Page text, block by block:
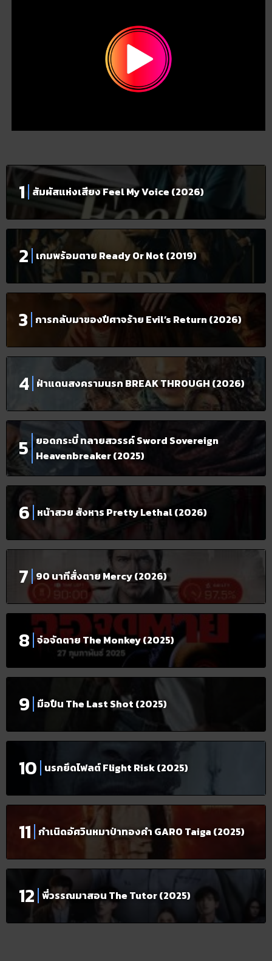
สัมผัสแห่งเสียง Feel My Voice (2026)
เกมพร้อมตาย Ready Or Not (2019)
การกลับมาของปีศาจร้าย Evil’s Return (2026)
ฝ่าแดนสงครามนรก BREAK THROUGH (2026)
ยอดกระบี่ ทลายสวรรค์ Sword Sovereign
Heavenbreaker (2025)
หน้าสวย สังหาร Pretty Lethal (2026)
90 นาทีสั่งตาย Mercy (2026)
จ๋อจัดตาย The Monkey (2025)
มือปืน The Last Shot (2025)
นรกยึดไฟลต์ Flight Risk (2025)
กำเนิดอัศวินหมาป่าทองคำ GARO Taiga (2025)
พี่วรรณมาสอน The Tutor (2025)